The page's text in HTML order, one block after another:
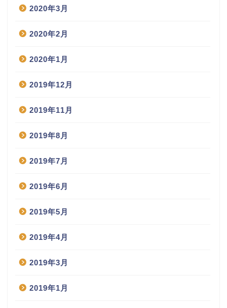
2020年3月
2020年2月
2020年1月
2019年12月
2019年11月
2019年8月
2019年7月
2019年6月
2019年5月
2019年4月
2019年3月
2019年1月